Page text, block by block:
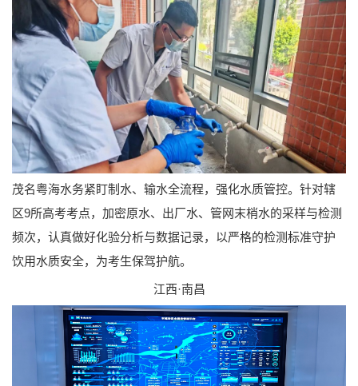
茂名粤海水务紧盯制水、输水全流程，强化水质管控。针对辖
区9所高考考点，加密原水、出厂水、管网末梢水的采样与检测
频次，认真做好化验分析与数据记录，以严格的检测标准守护
饮用水质安全，为考生保驾护航。
江西·南昌